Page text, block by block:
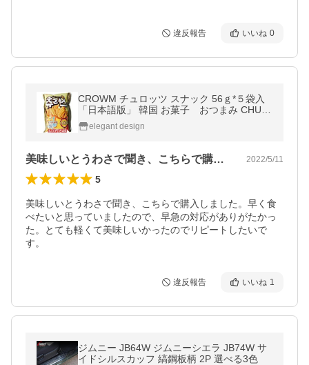
違反報告 いいね 0
CROWM チュロッツ スナック 56ｇ*５袋入
「日本語版」 韓国 お菓子 おつまみ CHUR
ROZelegant design
美味しいとうわさで聞き、こちらで購入し… 2022/5/11
5
美味しいとうわさで聞き、こちらで購入しました。早く食
べたいと思っていましたので、早急の対応がありがたかっ
た。とても軽くて美味しいかったのでリピートしたいで
す。
違反報告 いいね 1
ジムニー JB64W ジムニーシエラ JB74W サ
イドシルスカッフ 縞鋼板柄 2P 選べる3色